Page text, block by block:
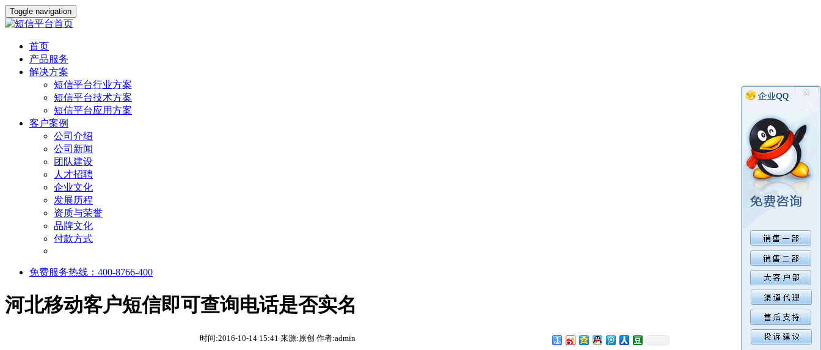
Toggle navigation
首页
产品服务
解决方案
短信平台行业方案
短信平台技术方案
短信平台应用方案
客户案例
公司介绍
公司新闻
团队建设
人才招聘
企业文化
发展历程
资质与荣誉
品牌文化
付款方式
免费服务热线：400-8766-400
河北移动客户短信即可查询电话是否实名
时间:2016-10-14 15:41 来源:原创 作者:admin